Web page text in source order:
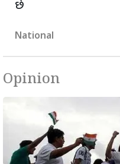
છે
National
Opinion